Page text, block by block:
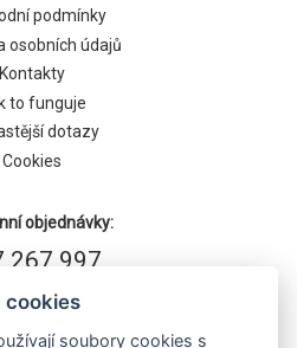
podmínky
osobních údajů
Kontakty
to funguje
dotazy
Cookies
objednávky:
267 997
cookies
soubory cookies s